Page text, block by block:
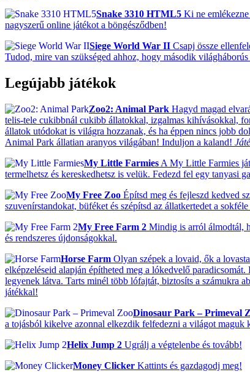
Snake 3310 HTML5 Ki ne
nagyszerű online játékot a böngésződben!
Siege World War II Csapj össze
Tudod, mire van szükséged ahhoz, hogy második
Legújabb játékok
Zoo2: Animal Park Hagyd magad
telis-tele cukibbnál cukibb állatokkal, izgalmas kihívásokkal,
állatok utódokat is világra hozzanak, és ha éppen nincs jobb
Animal Park állatian aranyos világában! Induljon a kaland!
My Little Farmies A My Little Farmies
termelhetsz és kereskedhetsz is velük. Fedezd fel egy tanyasi
My Free Zoo Építsd meg és fejleszd kedved
szuvenírstandokat, büféket és szépítsd az állatkertedet a
My Free Farm 2 Mindig is arról álmodtál,
és rendszeres újdonságokkal.
Horse Farm Olyan szépek a lovaid, ők a
elképzeléseid alapján építheted meg a lókedvelő
legyenek látva. Tarts minél több lófajtát, biztosíts a számukra
játékkal!
Dinosaur Park – Primeval
a tojásból kikelve azonnal elkezdik felfedezni a világot
Helix Jump 2 Ugrálj a végtelenbe és tovább!
Money Clicker Kattints és gazdagodj meg!